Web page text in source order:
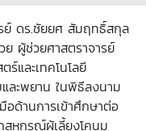
ย์ ดร.ชัยยศ สัมฤทธิ์สกุล
ผู้ช่วยศาสตราจารย์
และเทคโนโลยี
ละพยาน ในพิธีลงนาม
ด้านการเข้าศึกษาต่อ
หกรณ์ผู้เลี้ยงโคนม